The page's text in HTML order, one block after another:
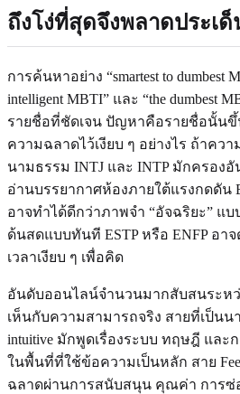
ถึงโง่ที่สุดจึงพลาดประเด็
การค้นหาอย่าง “smartest to dumbest
intelligent MBTI” และ “the dumbest
รายชื่อที่ชัดเจน ปัญหาคือรายชื่อนั้นขึ้
ความฉลาดไว้เงียบ ๆ อย่างไร ถ้าคว
นามธรรม INTJ และ INTP มักครอง
อ่านบรรยากาศห้องภายใต้แรงกดดัน
อาจทำได้ดีกว่าภาพจำ “อัจฉริยะ” แ
ด้นสดแบบทันที ESTP หรือ ENFP อา
เวลาเงียบ ๆ เพื่อคิด
อันดับออนไลน์จำนวนมากสับสนระห
เห็นกับความสามารถจริง สายที่เป็นน
intuitive มักพูดเรื่องระบบ ทฤษฎี แล
ในพื้นที่ที่ใช้ข้อความเป็นหลัก สาย
ฉลาดผ่านการสนับสนุน คุณค่า การ